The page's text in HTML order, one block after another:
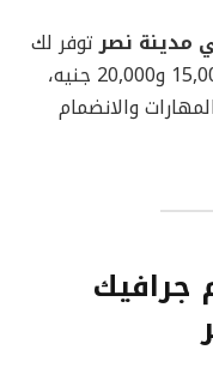
مدينة نصرتوفر لك
بيئة عمل حديثة، براتب يتراوح بين 15,000 و20,000 جنيه،
والانضمام